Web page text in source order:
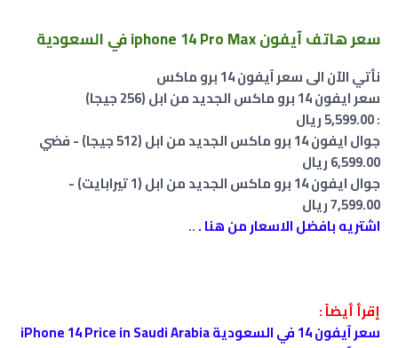
سعر هاتف آيفون iphone 14 Pro Max في السعودية
نأتي الآن الى سعر آيفون 14 برو ماكس
سعر
ايفون 14 برو ماكس الجديد من ابل (256 جيجا)
: ‎5,599.‎00‏
ريال
جوال ايفون 14 برو ماكس الجديد من ابل (512 جيجا) - فضي
‎6,599.‎00‏ ريال
جوال ايفون 14 برو ماكس الجديد من ابل (1 تيرابايت) -
‎7,599.‎00‏ ريال
اشتريه بافضل الاسعار من هنا ...
إقرأ أيضاً :
سعر آيفون 14 في السعودية iPhone 14 Price in Saudi Arabia